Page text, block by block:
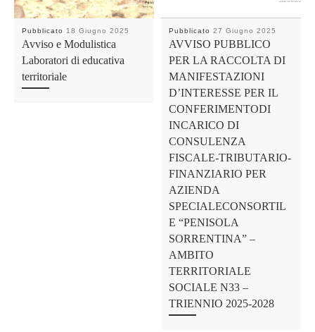
Pubblicato 18 Giugno 2025
Avviso e Modulistica
Laboratori di educativa
territoriale
Pubblicato27 Giugno 2025
AVVISO PUBBLICO
PER LA RACCOLTA DI
MANIFESTAZIONI
D’INTERESSE PER IL
CONFERIMENTODI
INCARICO DI
CONSULENZA
FISCALE-TRIBUTARIO-
FINANZIARIO PER
AZIENDA
SPECIALECONSORTIL
E “PENISOLA
SORRENTINA” –
AMBITO
TERRITORIALE
SOCIALE N33 –
TRIENNIO 2025-2028